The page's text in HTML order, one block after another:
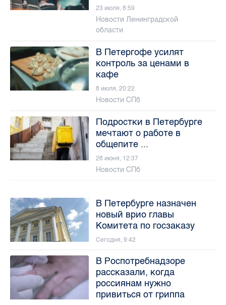
23 июля, 8:59
Новости Ленинградской
области
В Петергофе усилят
контроль за ценами в
кафе
8 июля, 20:22
Новости СПб
Подростки в Петербурге
мечтают о работе в
общепите ...
28 июня, 12:37
Новости СПб
В Петербурге назначен
новый врио главы
Комитета по госзаказу
Сегодня, 9:42
В Роспотребнадзоре
рассказали, когда
россиянам нужно
привиться от гриппа